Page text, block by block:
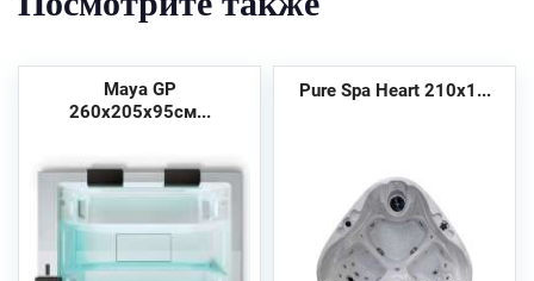
Maya GP
260x205x95см...
Pure Spa Heart 210х1...